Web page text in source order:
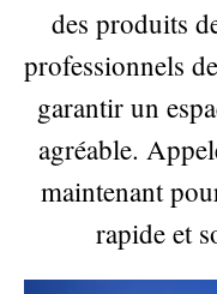
des produits
professionnels
garantir un
agréable.
maintenant
rapide et